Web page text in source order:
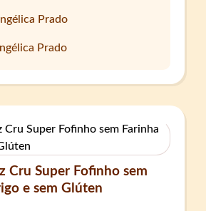
Prado
Prado
Cru Super Fofinho sem
e sem Glúten